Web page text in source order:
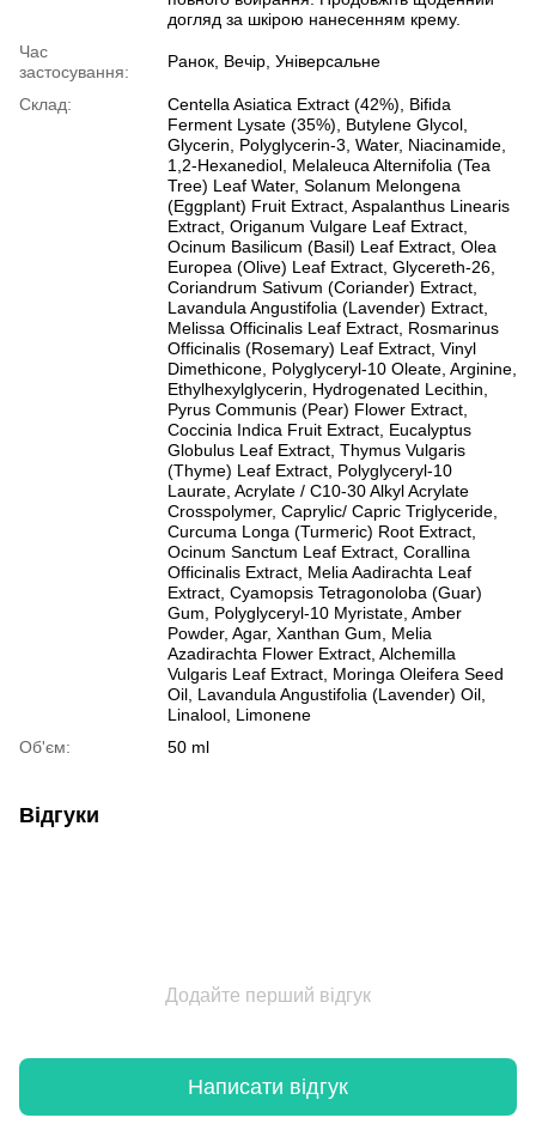
догляд за шкірою нанесенням крему.
Час
застосування:
Ранок, Вечір, Універсальне
Склад:
Centella Asiatica Extract (42%), Bifida
Ferment Lysate (35%), Butylene Glycol,
Glycerin, Polyglycerin-3, Water, Niacinamide,
1,2-Hexanediol, Melaleuca Alternifolia (Tea
Tree) Leaf Water, Solanum Melongena
(Eggplant) Fruit Extract, Aspalanthus Linearis
Extract, Origanum Vulgare Leaf Extract,
Ocinum Basilicum (Basil) Leaf Extract, Olea
Europea (Olive) Leaf Extract, Glycereth-26,
Coriandrum Sativum (Coriander) Extract,
Lavandula Angustifolia (Lavender) Extract,
Melissa Officinalis Leaf Extract, Rosmarinus
Officinalis (Rosemary) Leaf Extract, Vinyl
Dimethicone, Polyglyceryl-10 Oleate, Arginine,
Ethylhexylglycerin, Hydrogenated Lecithin,
Pyrus Communis (Pear) Flower Extract,
Coccinia Indica Fruit Extract, Eucalyptus
Globulus Leaf Extract, Thymus Vulgaris
(Thyme) Leaf Extract, Polyglyceryl-10
Laurate, Acrylate / C10-30 Alkyl Acrylate
Crosspolymer, Caprylic/ Capric Triglyceride,
Curcuma Longa (Turmeric) Root Extract,
Ocinum Sanctum Leaf Extract, Corallina
Officinalis Extract, Melia Aadirachta Leaf
Extract, Cyamopsis Tetragonoloba (Guar)
Gum, Polyglyceryl-10 Myristate, Amber
Powder, Agar, Xanthan Gum, Melia
Azadirachta Flower Extract, Alchemilla
Vulgaris Leaf Extract, Moringa Oleifera Seed
Oil, Lavandula Angustifolia (Lavender) Oil,
Linalool, Limonene
Об'єм:
50 ml
Відгуки
Додайте перший відгук
Написати відгук